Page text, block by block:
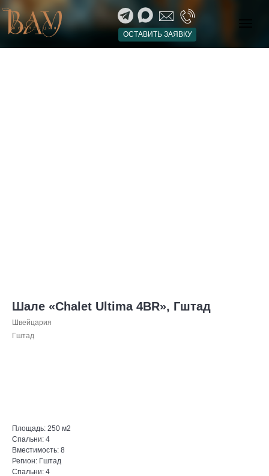
ОСТАВИТЬ ЗАЯВКУ
Шале «Chalet Ultima 4BR», Гштад
Швейцария
Гштад
Площадь: 250 м2
Спальни: 4
Вместимость: 8
Регион: Гштад
Спальни: 4